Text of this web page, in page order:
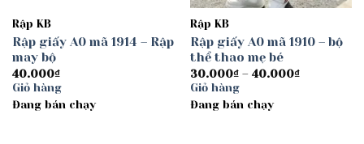
Rập KB
Rập giấy A0 mã 1914 – Rập
may bộ
40.000₫
Giỏ hàng
Đang bán chạy
Rập KB
Rập giấy A0 mã 1910 – bộ
thể thao mẹ bé
30.000₫ – 40.000₫Khoảng
Giỏ hàng
Đang bán chạy